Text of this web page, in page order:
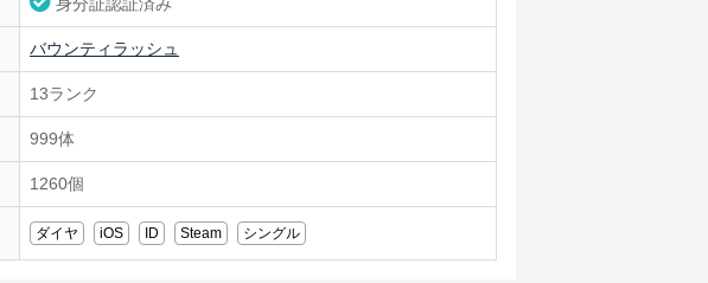
バウンティラッシュ
13ランク
999体
1260個
ダイヤ iOS ID Steam シングル